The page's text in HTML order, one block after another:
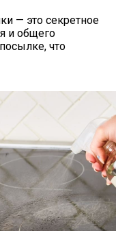
— это секретное
и общего
что